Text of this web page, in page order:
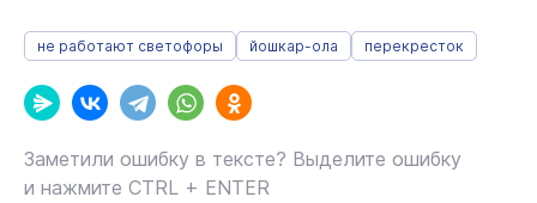
не работают светофоры йошкар-ола перекресток
Заметили ошибку в тексте? Выделите ошибку
и нажмите CTRL + ENTER